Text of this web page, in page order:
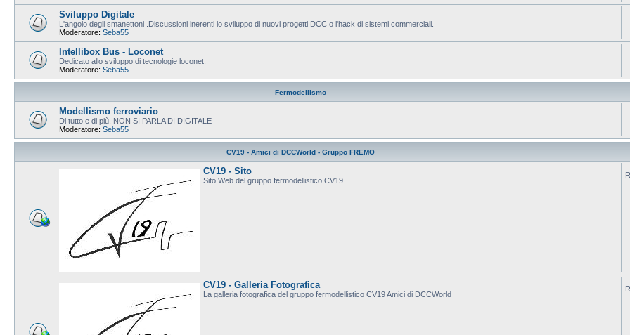
Sviluppo Digitale
L'angolo degli smanettoni .Discussioni inerenti lo sviluppo di nuovi progetti DCC o l'hack di sistemi commerciali.
Moderatore: Seba55
Intellibox Bus - Loconet
Dedicato allo sviluppo di tecnologie loconet.
Moderatore: Seba55
Fermodellismo
Modellismo ferroviario
Di tutto e di più, NON SI PARLA DI DIGITALE
Moderatore: Seba55
CV19 - Amici di DCCWorld - Gruppo FREMO
CV19 - Sito
Sito Web del gruppo fermodellistico CV19
CV19 - Galleria Fotografica
La galleria fotografica del gruppo fermodellistico CV19 Amici di DCCWorld